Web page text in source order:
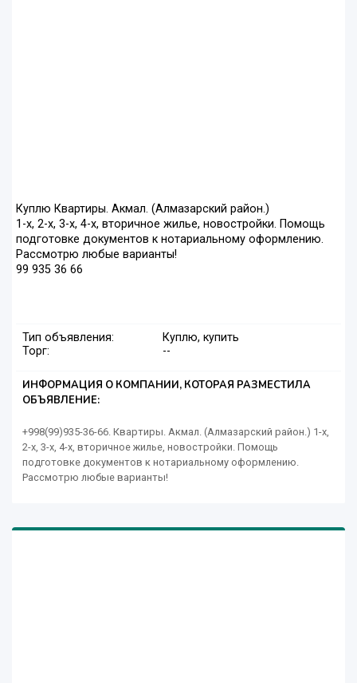
Куплю Квартиры. Акмал. (Алмазарский район.)
1-х, 2-х, 3-х, 4-х, вторичное жилье, новостройки. Помощь
подготовке документов к нотариальному оформлению.
Рассмотрю любые варианты!
99 935 36 66
Тип объявления:
Куплю, купить
Торг:
--
ИНФОРМАЦИЯ О КОМПАНИИ, КОТОРАЯ РАЗМЕСТИЛА
ОБЪЯВЛЕНИЕ:
+998(99)935-36-66. Квартиры. Акмал. (Алмазарский район.) 1-х,
2-х, 3-х, 4-х, вторичное жилье, новостройки. Помощь
подготовке документов к нотариальному оформлению.
Рассмотрю любые варианты!